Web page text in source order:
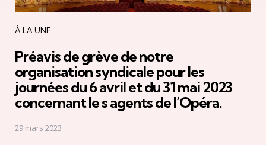
À LA UNE
Préavis de grève de notre
organisation syndicale pour les
journées du 6 avril et du 31 mai 2023
concernant le s agents de l’Opéra.
29 mars 2023